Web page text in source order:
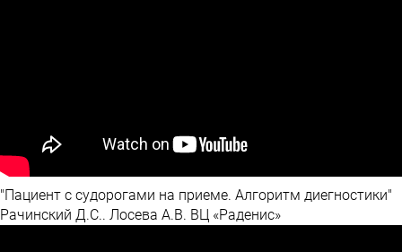
"Пациент с судорогами на приеме. Алгоритм диегностики"
Рачинский Д.С.. Лосева А.В. ВЦ «Раденис»